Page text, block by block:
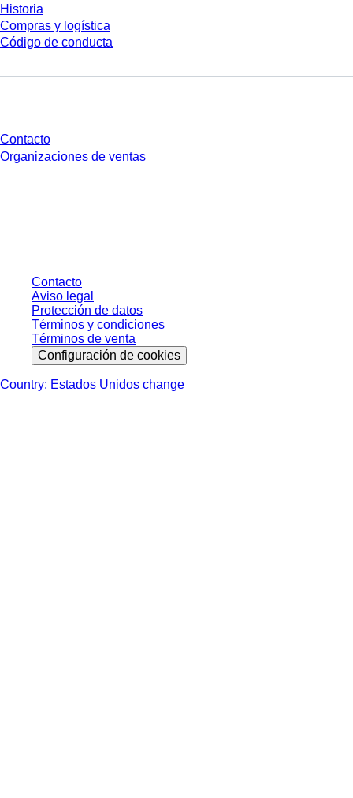
Historia
Compras y logística
Código de conducta
Contacto
Organizaciones de ventas
Contacto
Aviso legal
Protección de datos
Términos y condiciones
Términos de venta
Configuración de cookies
Country: Estados Unidos change